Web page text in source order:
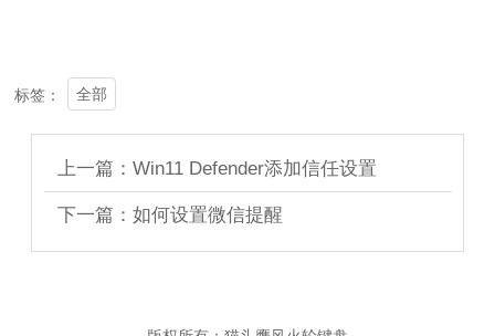
标签： 全部
上一篇：Win11 Defender添加信任设置
下一篇：如何设置微信提醒